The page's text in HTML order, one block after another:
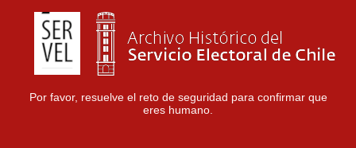
Por favor, resuelve el reto de seguridad para confirmar que
eres humano.